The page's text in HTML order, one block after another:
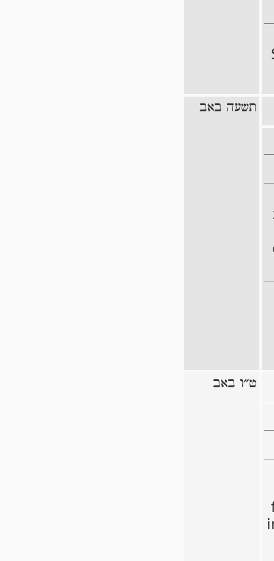
תשעה באב
ט״ו באב